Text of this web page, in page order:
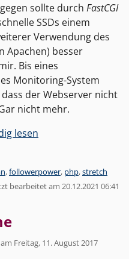
sollte durch FastCGI
SSDs einem
Verwendung des
Apachen) besser
Bis eines
Monitoring-System
der Webserver nicht
nicht mehr.
lesen
,followerpower, php,stretch
bearbeitet am 20.12.2021 06:41
am Freitag, 11. August 2017